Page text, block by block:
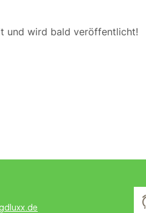
und wird bald veröffentlicht!